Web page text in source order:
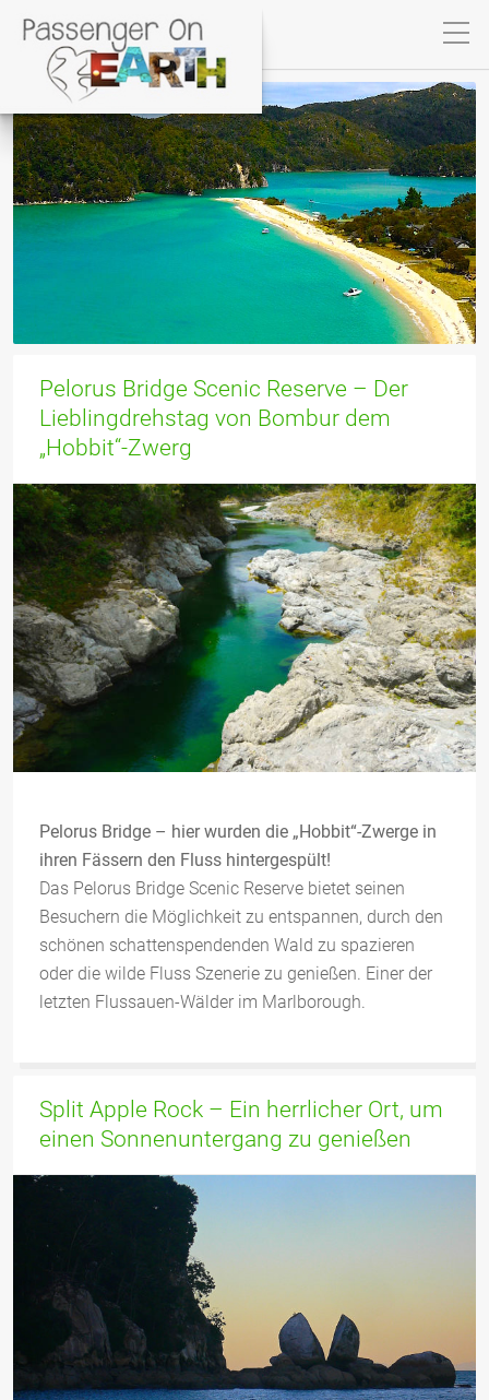
Pelorus Bridge Scenic Reserve – Der
Lieblingdrehstag von Bombur dem
„Hobbit“-Zwerg
Pelorus Bridge – hier wurden die „Hobbit“-Zwerge in
ihren Fässern den Fluss hintergespült!
Das Pelorus Bridge Scenic Reserve bietet seinen
Besuchern die Möglichkeit zu entspannen, durch den
schönen schattenspendenden Wald zu spazieren
oder die wilde Fluss Szenerie zu genießen. Einer der
letzten Flussauen-Wälder im Marlborough.
Split Apple Rock – Ein herrlicher Ort, um
einen Sonnenuntergang zu genießen